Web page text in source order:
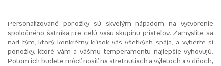
Personalizované ponožky sú skvelým nápadom na vytvorenie
spoločného šatníka pre celú vašu skupinu priateľov. Zamyslite sa
nad tým, ktorý konkrétny kúsok vás všetkých spája, a vyberte si
ponožky, ktoré vám a vášmu temperamentu najlepšie vyhovujú.
Potom ich budete môcť nosiť na stretnutiach a výletoch a v dňoch,